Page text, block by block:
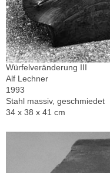
Würfelveränderung III
Alf Lechner
1993
Stahl massiv, geschmiedet
34 x 38 x 41 cm